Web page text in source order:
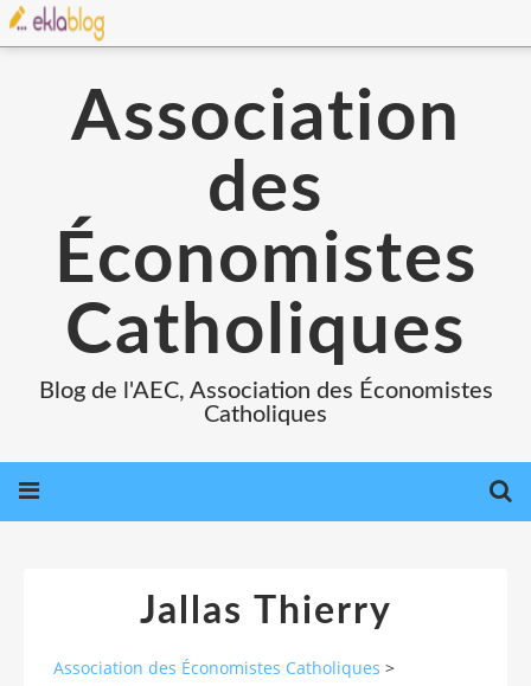
Association
des
Économistes
Catholiques
Blog de l'AEC, Association des Économistes
Catholiques
Jallas Thierry
Association des Économistes Catholiques >